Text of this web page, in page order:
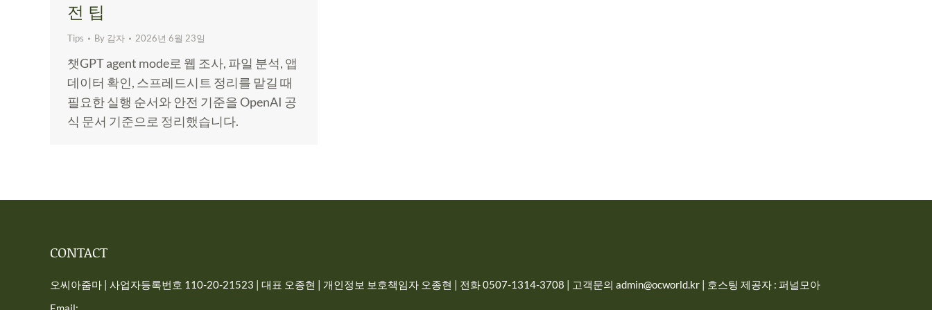
전 팁
Tips By 감자 2026년 6월 23일
챗GPT agent mode로 웹 조사, 파일 분석, 앱
데이터 확인, 스프레드시트 정리를 맡길 때
필요한 실행 순서와 안전 기준을 OpenAI 공
식 문서 기준으로 정리했습니다.
CONTACT
오씨아줌마 | 사업자등록번호 110-20-21523 | 대표 오종현 | 개인정보 보호책임자 오종현 | 전화 0507-1314-3708 | 고객문의 admin@ocworld.kr | 호스팅 제공자 : 퍼널모아